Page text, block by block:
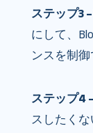
ステップ3 –
にして、
ンスを制御
ステップ4 –
スしたく